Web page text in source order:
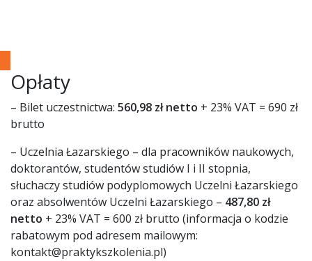
Opłaty
– Bilet uczestnictwa: 560,98 zł netto + 23% VAT = 690 zł
brutto
– Uczelnia Łazarskiego – dla pracowników naukowych,
doktorantów, studentów studiów I i II stopnia,
słuchaczy studiów podyplomowych Uczelni Łazarskiego
oraz absolwentów Uczelni Łazarskiego – 487,80 zł
netto + 23% VAT = 600 zł brutto (informacja o kodzie
rabatowym pod adresem mailowym:
kontakt@praktykszkolenia.pl)